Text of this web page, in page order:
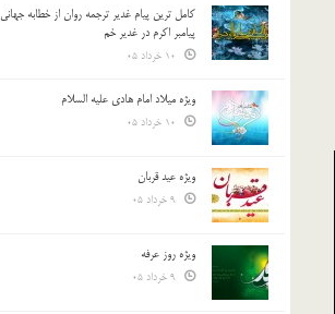
کامل ترین پیام غدیر ترجمه روان از خطابه جهانی
پیامبر اکرم در غدیر خم
ویژه میلاد امام هادی علیه السلام
ویژه عید قربان
ویژه روز عرفه